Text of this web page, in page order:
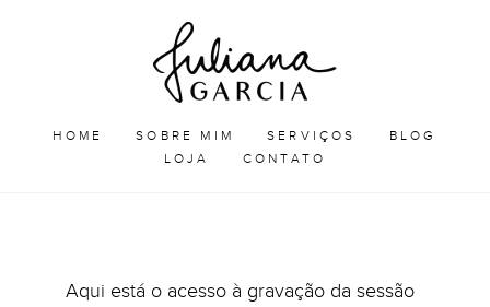
HOME SOBRE MIM SERVIÇOS
BLOG
LOJA
CONTATO
Aqui está o acesso à gravação da sessão